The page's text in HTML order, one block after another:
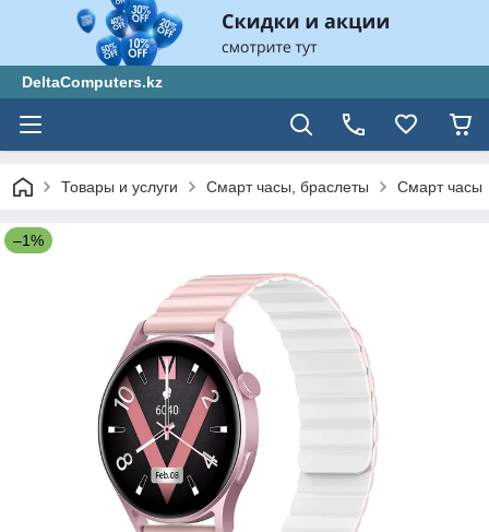
DeltaComputers.kz
Товары и услуги Смарт часы, браслеты Смарт часы
–1%